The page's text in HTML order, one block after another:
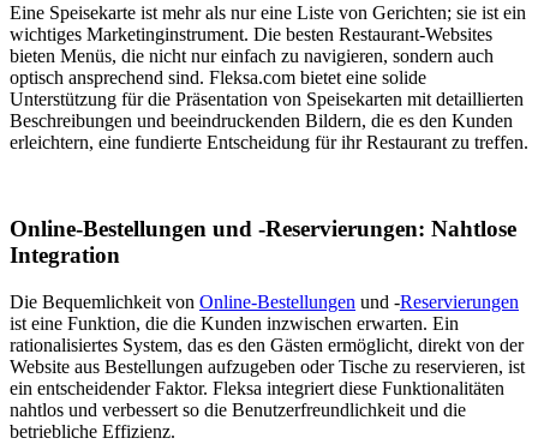
Eine Speisekarte ist mehr als nur eine Liste von Gerichten; sie ist ein
wichtiges Marketinginstrument. Die besten Restaurant-Websites
bieten Menüs, die nicht nur einfach zu navigieren, sondern auch
optisch ansprechend sind. Fleksa.com bietet eine solide
Unterstützung für die Präsentation von Speisekarten mit detaillierten
Beschreibungen und beeindruckenden Bildern, die es den Kunden
erleichtern, eine fundierte Entscheidung für ihr Restaurant zu treffen.
Online-Bestellungen und -Reservierungen: Nahtlose
Integration
Die Bequemlichkeit von Online-Bestellungen und -Reservierungen
ist eine Funktion, die die Kunden inzwischen erwarten. Ein
rationalisiertes System, das es den Gästen ermöglicht, direkt von der
Website aus Bestellungen aufzugeben oder Tische zu reservieren, ist
ein entscheidender Faktor. Fleksa integriert diese Funktionalitäten
nahtlos und verbessert so die Benutzerfreundlichkeit und die
betriebliche Effizienz.